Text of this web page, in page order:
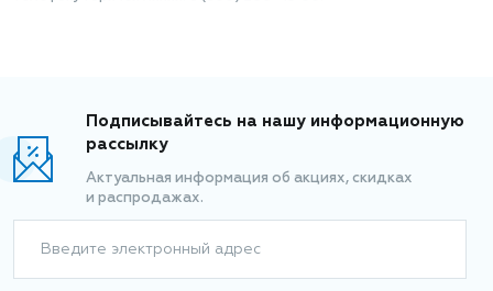
Подписывайтесь на нашу информационную
рассылку
Актуальная информация об акциях, скидках
и распродажах.
Введите электронный адрес